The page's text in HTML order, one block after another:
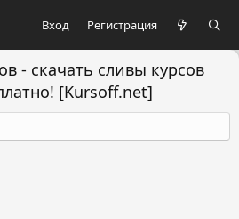
Вход Регистрация
- скачать сливы курсов
[Kursoff.net]